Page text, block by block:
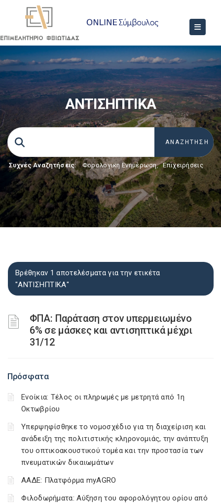
ΑΝΤΙΣΗΠΤΙΚΑ
Συχνές Αναζητήσεις: Φορολογικη Ενημέρωση, Επιχειρήσεις
Βρέθηκαν 1 αποτελέσματα για την ετικέτα
"ΑΝΤΙΣΗΠΤΙΚΑ"
ΦΠΑ: Παράταση στον υπερμειωμένο
6% σε μάσκες και αντισηπτικά μέχρι
31/12
Πρόσφατα
Ενοίκια: Τέλος οι πληρωμές με μετρητά από 1η
Οκτωβρίου
Υπερψηφίσθηκε το νομοσχέδιο για τη διαχείριση και
ανάδειξη της πολιτιστικής κληρονομιάς, την ανάπτυξη
του οπτικοακουστικού τομέα και την προστασία των
πνευματικών δικαιωμάτων
ΑΑΔΕ: Πλατφόρμα myAGRO
Φιλοδωρήματα: Αύξηση του αφορολόγητου ορίου από